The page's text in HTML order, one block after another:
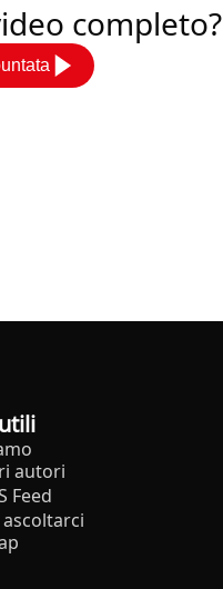
completo?
autori
Feed
ascoltarci